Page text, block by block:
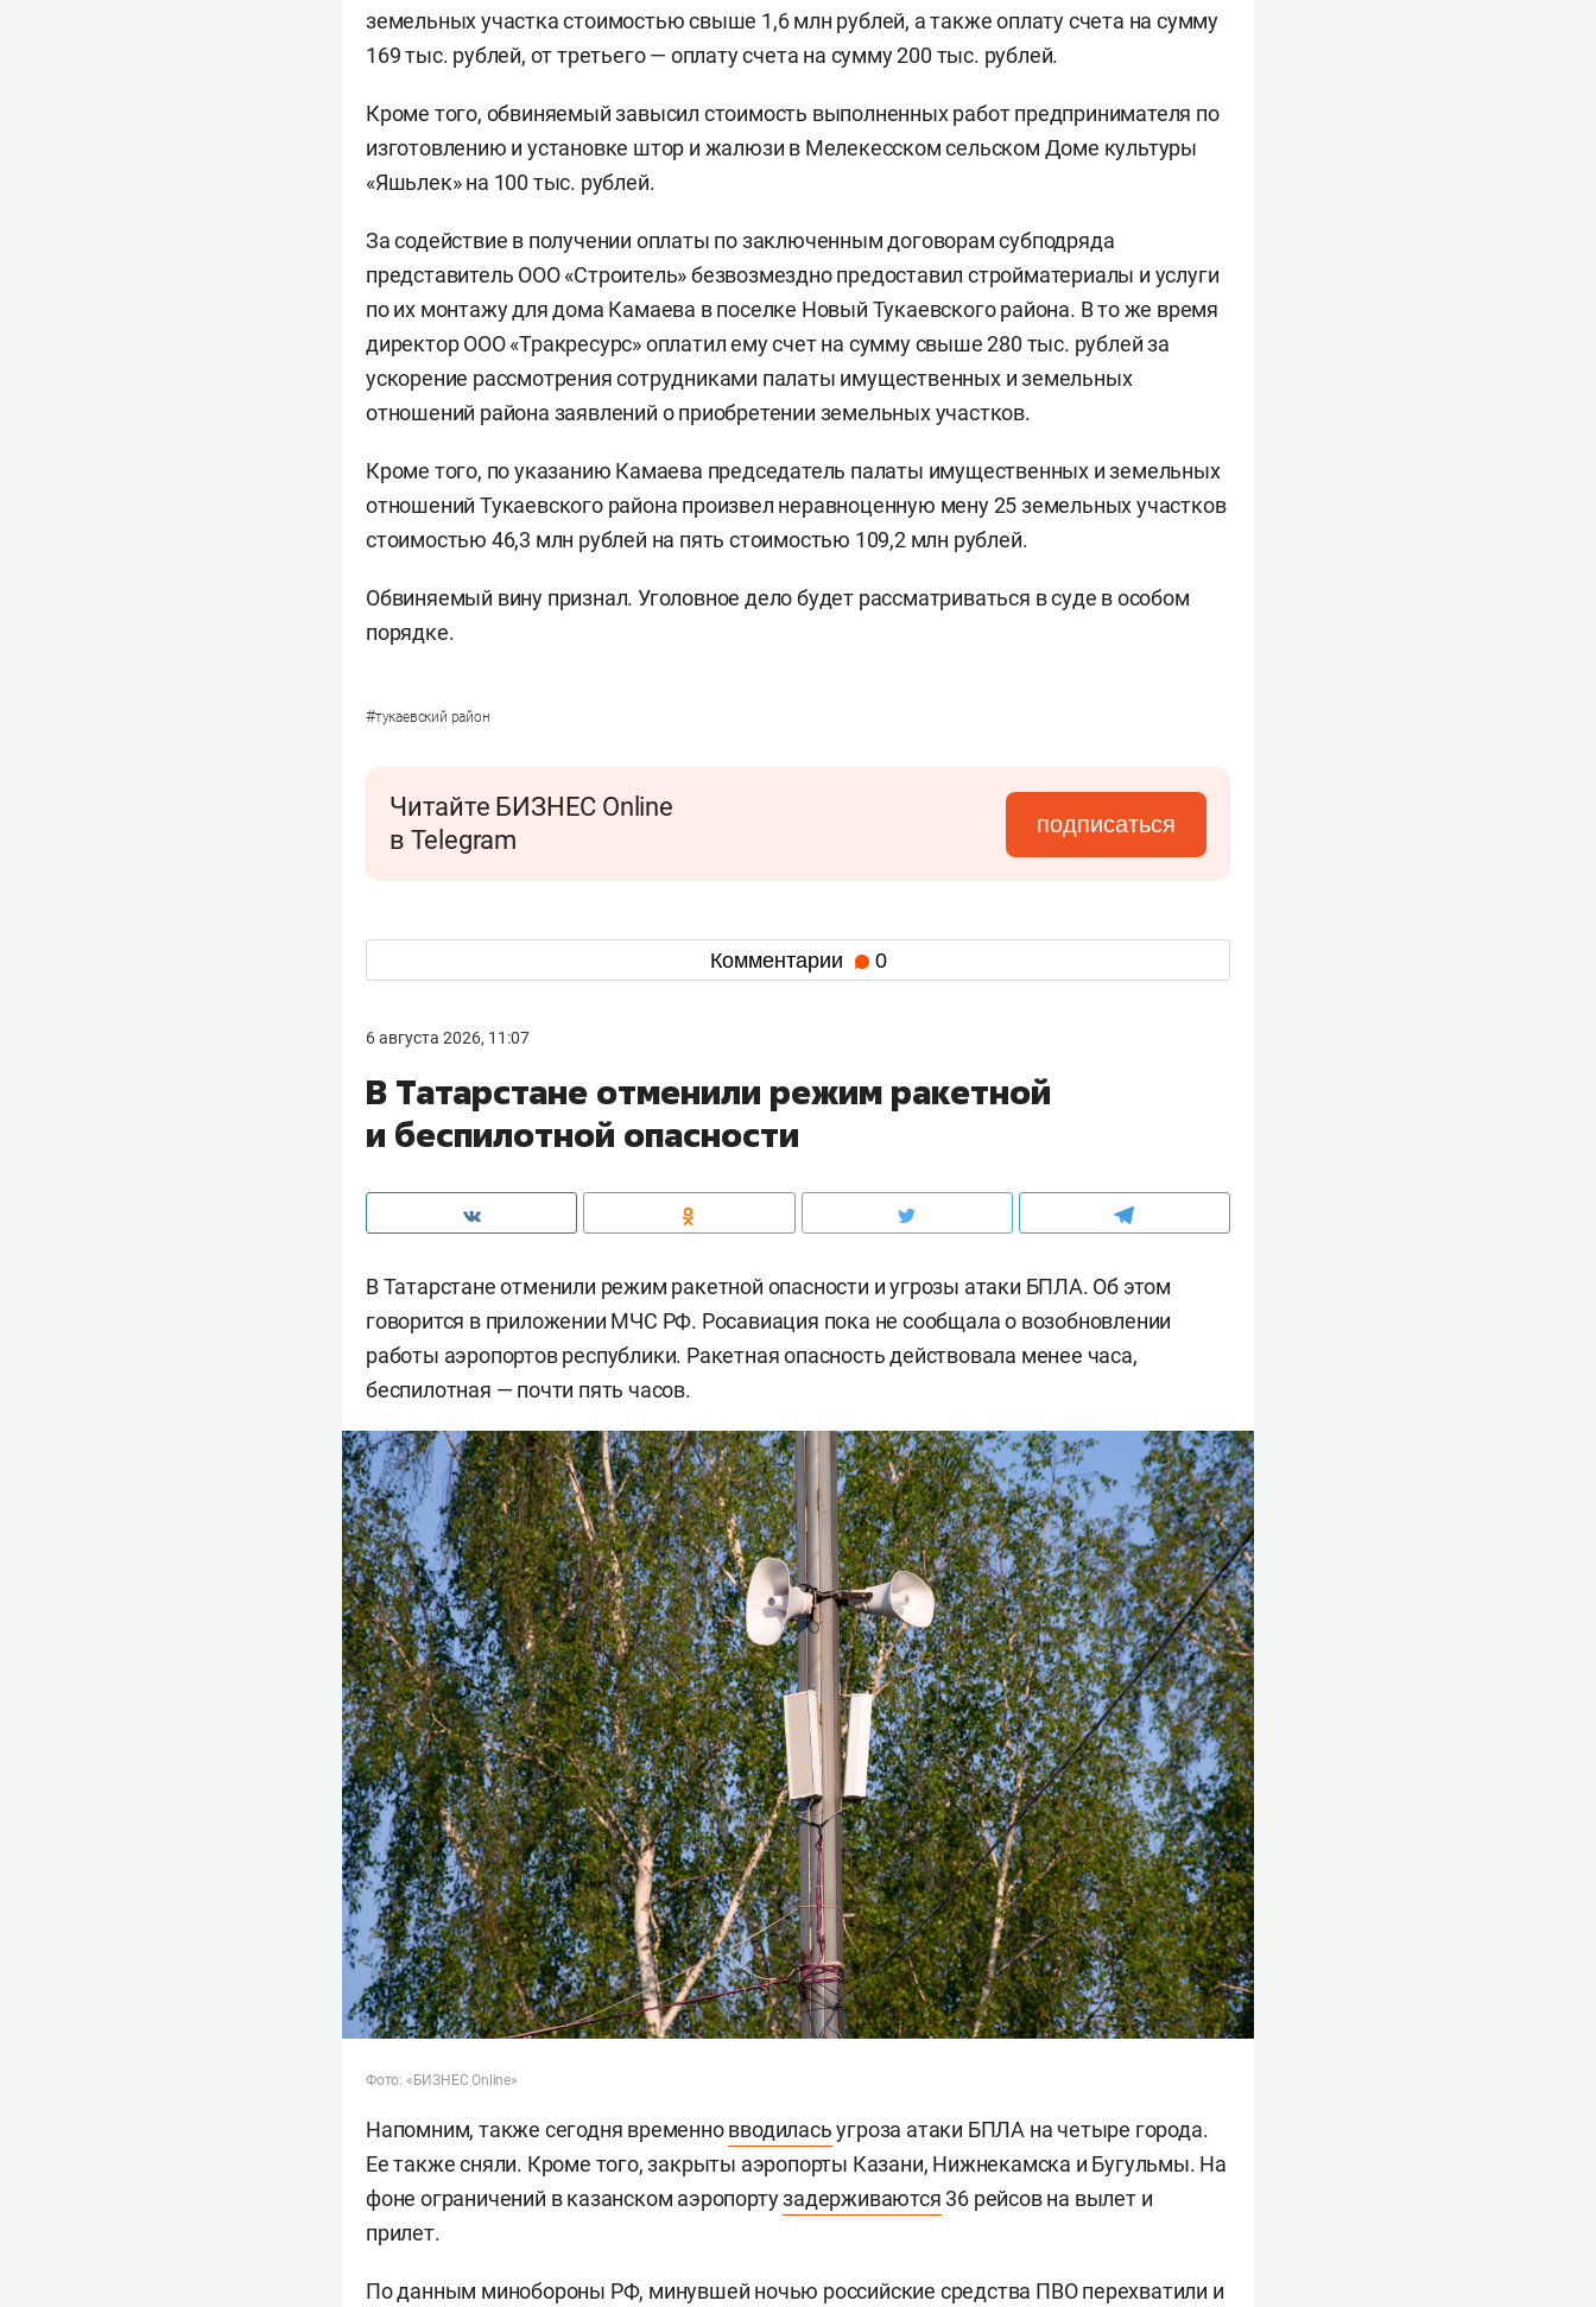
земельных участка стоимостью свыше 1,6 млн рублей, а также оплату счета на сумму
169 тыс. рублей, от третьего — оплату счета на сумму 200 тыс. рублей.
Кроме того, обвиняемый завысил стоимость выполненных работ предпринимателя по
изготовлению и установке штор и жалюзи в Мелекесском сельском Доме культуры
«Яшьлек» на 100 тыс. рублей.
За содействие в получении оплаты по заключенным договорам субподряда
представитель ООО «Строитель» безвозмездно предоставил стройматериалы и услуги
по их монтажу для дома Камаева в поселке Новый Тукаевского района. В то же время
директор ООО «Тракресурс» оплатил ему счет на сумму свыше 280 тыс. рублей за
ускорение рассмотрения сотрудниками палаты имущественных и земельных
отношений района заявлений о приобретении земельных участков.
Кроме того, по указанию Камаева председатель палаты имущественных и земельных
отношений Тукаевского района произвел неравноценную мену 25 земельных участков
стоимостью 46,3 млн рублей на пять стоимостью 109,2 млн рублей.
Обвиняемый вину признал. Уголовное дело будет рассматриваться в суде в особом
порядке.
#тукаевский район
Читайте БИЗНЕС Online
в Telegram
подписаться
Комментарии 0
6 августа 2026, 11:07
В Татарстане отменили режим ракетной
и беспилотной опасности
В Татарстане отменили режим ракетной опасности и угрозы атаки БПЛА. Об этом
говорится в приложении МЧС РФ. Росавиация пока не сообщала о возобновлении
работы аэропортов республики. Ракетная опасность действовала менее часа,
беспилотная — почти пять часов.
Фото: «БИЗНЕС Online»
Напомним, также сегодня временновводиласьугроза атаки БПЛА на четыре города.
Ее также сняли. Кроме того, закрыты аэропорты Казани, Нижнекамска и Бугульмы. На
фоне ограничений в казанском аэропортузадерживаются 36 рейсов на вылет и
прилет.
По данным минобороны РФ, минувшей ночью российские средства ПВОперехватили и